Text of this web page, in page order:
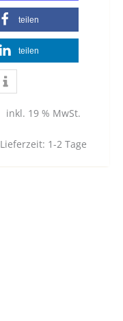
teilen
teilen
inkl. 19 % MwSt.
Lieferzeit: 1-2 Tage